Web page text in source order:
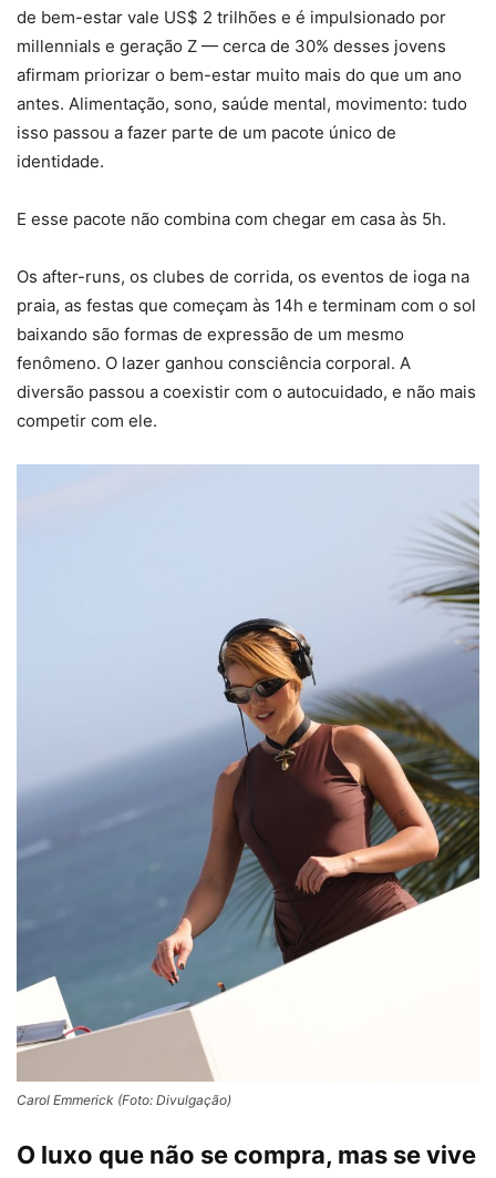
de bem-estar vale US$ 2 trilhões e é impulsionado por
millennials e geração Z — cerca de 30% desses jovens
afirmam priorizar o bem-estar muito mais do que um ano
antes. Alimentação, sono, saúde mental, movimento: tudo
isso passou a fazer parte de um pacote único de
identidade.
E esse pacote não combina com chegar em casa às 5h.
Os after-runs, os clubes de corrida, os eventos de ioga na
praia, as festas que começam às 14h e terminam com o sol
baixando são formas de expressão de um mesmo
fenômeno. O lazer ganhou consciência corporal. A
diversão passou a coexistir com o autocuidado, e não mais
competir com ele.
Carol Emmerick (Foto: Divulgação)
O luxo que não se compra, mas se vive